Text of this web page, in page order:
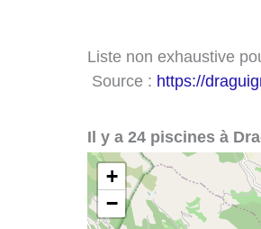
Liste non exhaustive
Source : https://
Il y a 24 piscines à
+
−